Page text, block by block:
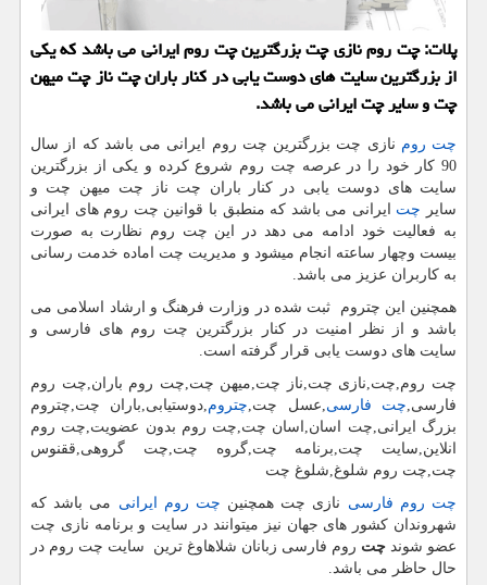
پلات: چت روم نازی چت بزرگترین چت روم ایرانی می باشد كه یكی
از بزرگترین سایت های دوست یابی در كنار باران چت ناز چت میهن
چت و سایر چت ایرانی می باشد.
چت روم نازی چت بزرگترین چت روم ایرانی می باشد که از سال
90 کار خود را در عرصه چت روم شروع کرده و یکی از بزرگترین
سایت های دوست یابی در کنار باران چت ناز چت میهن چت و
سایر چت ایرانی می باشد که منطبق با قوانین چت روم های ایرانی
به فعالیت خود ادامه می دهد در این چت روم نظارت به صورت
بیست وچهار ساعته انجام میشود و مدیریت چت اماده خدمت رسانی
به کاربران عزیز می باشد.
همچنین این چتروم ثبت شده در وزارت فرهنگ و ارشاد اسلامی می
باشد و از نظر امنیت در کنار بزرگترین چت روم های فارسی و
سایت های دوست یابی قرار گرفته است.
چت روم,چت,نازی چت,ناز چت,میهن چت,چت روم باران,چت روم
فارسی,چت فارسی,عسل چت,چتروم,دوستیابی,باران چت,چتروم
بزرگ ایرانی,چت اسان,اسان چت,چت روم بدون عضویت,چت روم
انلاین,سایت چت,برنامه چت,گروه چت,چت
گروهی,ققنوس
چت,چت روم شلوغ,شلوغ چت
چت روم فارسی نازی چت همچنین چت روم ایرانی می باشد که
شهروندان کشور های جهان نیز میتوانند در سایت و برنامه نازی چت
عضو شوند چت روم فارسی زبانان شلاهاوغ ترین سایت چت روم در
حال حاظر می باشد.